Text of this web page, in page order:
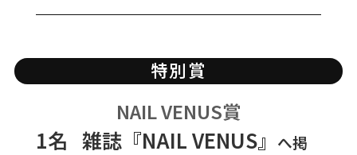
特別賞
NAIL VENUS賞
1名 雑誌『NAIL VENUS』 へ掲